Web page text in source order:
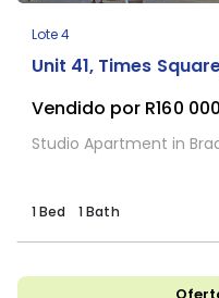
Lote 4
Unit 41, Times
Vendido por R160 000
Studio Apartment in
1 Bed 1 Bath